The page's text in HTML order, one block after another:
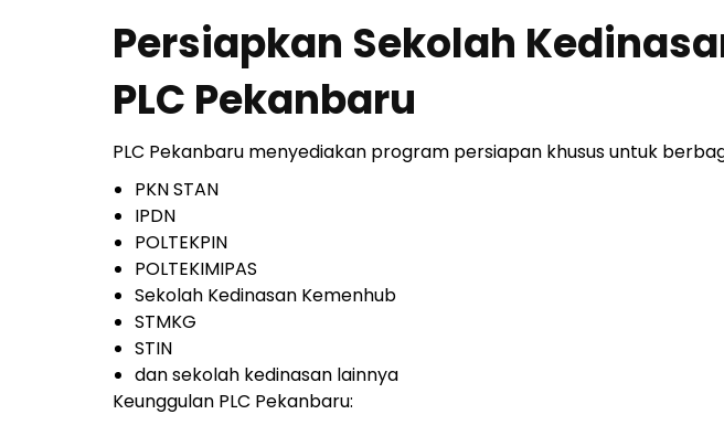
Persiapkan Sekolah
PLC Pekanbaru
PLC Pekanbaru menyediakan program persiapan khusus untuk
PKN STAN
IPDN
POLTEKPIN
POLTEKIMIPAS
Sekolah Kedinasan Kemenhub
STMKG
STIN
dan sekolah kedinasan lainnya
Keunggulan PLC Pekanbaru: